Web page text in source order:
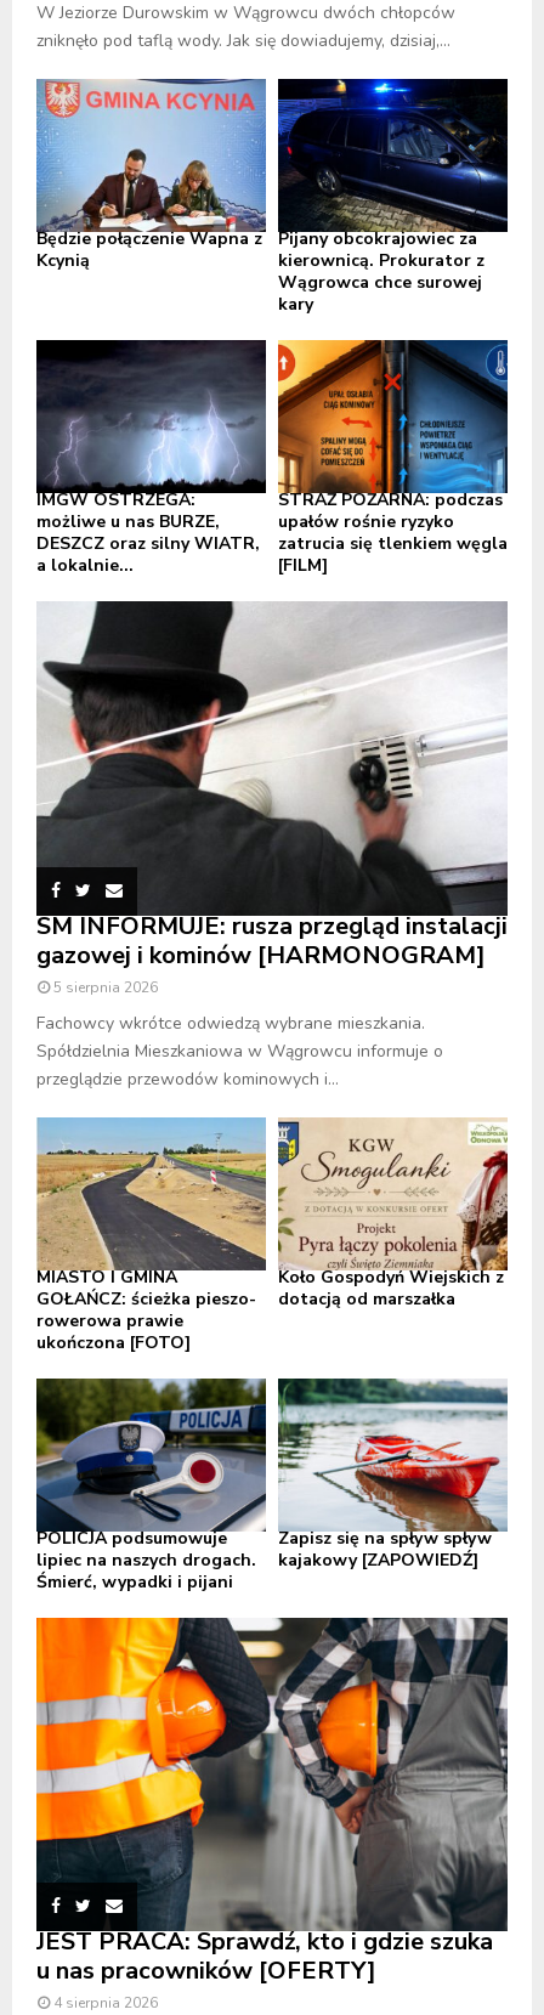
W Jeziorze Durowskim w Wągrowcu dwóch chłopców
zniknęło pod taflą wody. Jak się dowiadujemy, dzisiaj,...
Będzie połączenie Wapna z
Kcynią
Pijany obcokrajowiec za
kierownicą. Prokurator z
Wągrowca chce surowej
kary
IMGW OSTRZEGA:
możliwe u nas BURZE,
DESZCZ oraz silny WIATR,
a lokalnie...
STRAŻ POŻARNA: podczas
upałów rośnie ryzyko
zatrucia się tlenkiem węgla
[FILM]
SM INFORMUJE: rusza przegląd instalacji
gazowej i kominów [HARMONOGRAM]
5 sierpnia 2026
Fachowcy wkrótce odwiedzą wybrane mieszkania.
Spółdzielnia Mieszkaniowa w Wągrowcu informuje o
przeglądzie przewodów kominowych i...
MIASTO I GMINA
GOŁAŃCZ: ścieżka pieszo-
rowerowa prawie
ukończona [FOTO]
Koło Gospodyń Wiejskich z
dotacją od marszałka
POLICJA podsumowuje
lipiec na naszych drogach.
Śmierć, wypadki i pijani
Zapisz się na spływ spływ
kajakowy [ZAPOWIEDŹ]
JEST PRACA: Sprawdź, kto i gdzie szuka
u nas pracowników [OFERTY]
4 sierpnia 2026